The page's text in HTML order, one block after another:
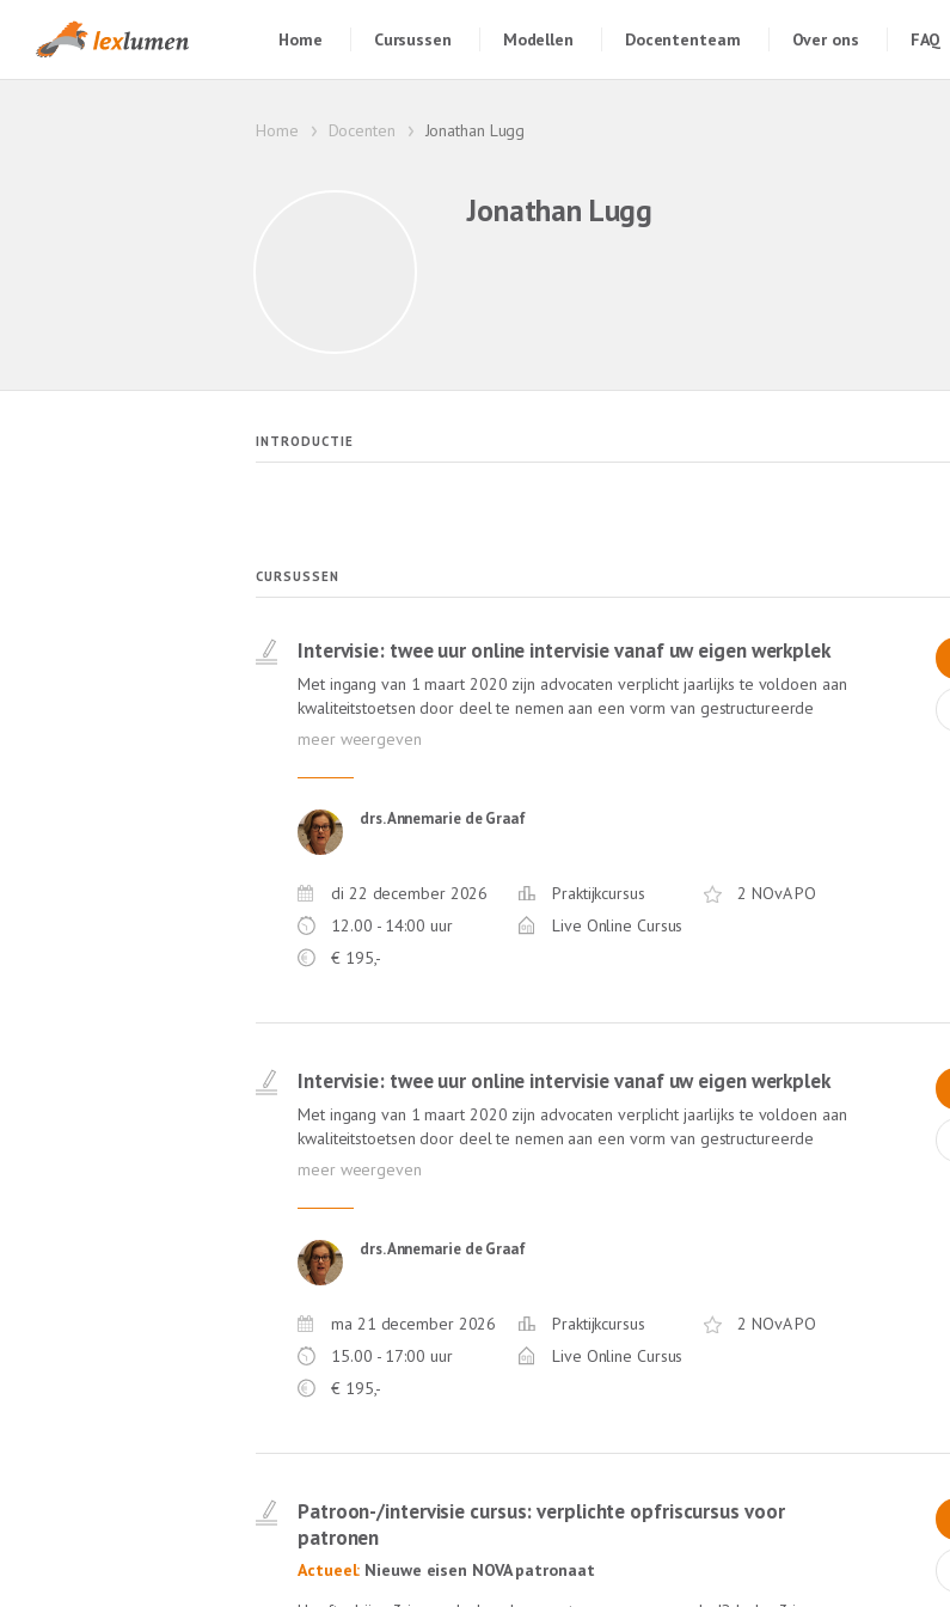
Home Cursussen Modellen Docententeam Over ons FAQ
Home Docenten Jonathan Lugg
Jonathan Lugg
INTRODUCTIE
CURSUSSEN
Intervisie: twee uur online intervisie vanaf uw eigen werkplek
Met ingang van 1 maart 2020 zijn advocaten verplicht jaarlijks te voldoen aan
kwaliteitstoetsen door deel te nemen aan een vorm van gestructureerde
feedback, zoals intervisie. In de Online Intervisie van Lexlumen krijgt u van
een ervaren gespreksleider én van collega's meer inzichten in uw praktijk.
Annemarie de Graaf, ervaren intervisie-gespreksleider (ervaren trainer bij de
geen reistijd!drs. Annemarie de Graaf
di 22 december 2026
12.00 - 14:00 uur
€ 195,-
Praktijkcursus
Live Online Cursus
2 NOvA PO
Intervisie: twee uur online intervisie vanaf uw eigen werkplek
Met ingang van 1 maart 2020 zijn advocaten verplicht jaarlijks te voldoen aan
kwaliteitstoetsen door deel te nemen aan een vorm van gestructureerde
feedback, zoals intervisie. In de Online Intervisie van Lexlumen krijgt u van
een ervaren gespreksleider én van collega's meer inzichten in uw praktijk.
Annemarie de Graaf, ervaren intervisie-gespreksleider (ervaren trainer bij de
geen reistijd!drs. Annemarie de Graaf
ma 21 december 2026
15.00 - 17:00 uur
€ 195,-
Praktijkcursus
Live Online Cursus
2 NOvA PO
Patroon-/intervisie cursus: verplichte opfriscursus voor
patronen
Actueel: Nieuwe eisen NOVA patronaat